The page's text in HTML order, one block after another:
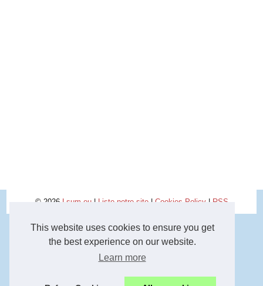
This website uses cookies to ensure you get
the best experience on our website.
Learn more
© 2026 Lsum.eu| Liste notre site| Cookies Policy| RSS